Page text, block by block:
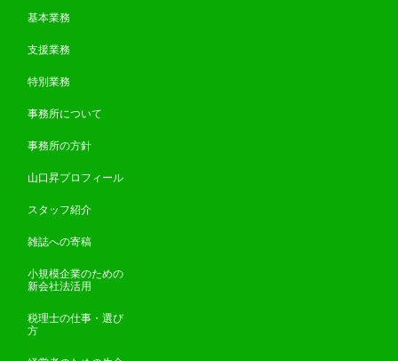
基本業務
支援業務
特別業務
事務所について
事務所の方針
山口昇プロフィール
スタッフ紹介
雑誌への寄稿
小規模企業のための
新会社法活用
税理士の仕事・選び
方